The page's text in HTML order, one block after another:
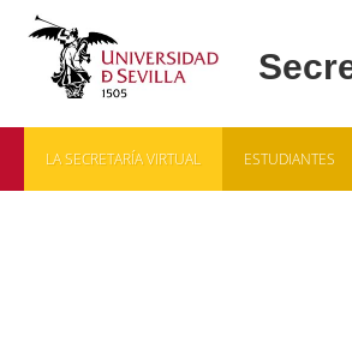
LA SECRETARÍA VIRTUAL ESTUDIANTES